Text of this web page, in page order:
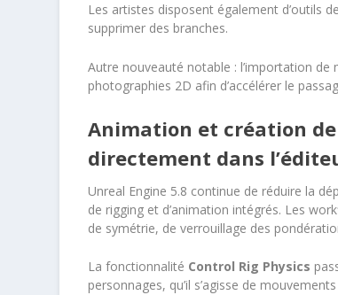
Les artistes disposent également d’outils
supprimer des branches.
Autre nouveauté notable : l’importation
photographies 2D afin d’accélérer le
Animation et création
directement dans
Unreal Engine 5.8 continue de réduire la
de rigging et d’animation intégrés. Les
de symétrie, de verrouillage des
La fonctionnalité Control Rig Physics
personnages, qu’il s’agisse de